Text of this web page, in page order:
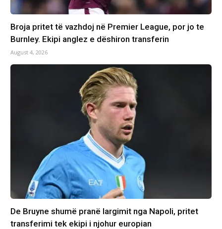
Broja pritet të vazhdoj në Premier League, por jo te
Burnley. Ekipi anglez e dëshiron transferin
August 4, 2026
De Bruyne shumë pranë largimit nga Napoli, pritet
transferimi tek ekipi i njohur europian